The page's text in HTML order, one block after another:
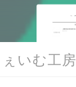
いむ工房